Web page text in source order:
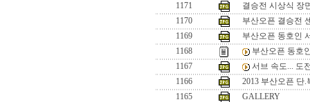
1171
결승전 시상식 장
1170
부산오픈 결승전
1169
부산오픈 동호인
1168
부산오픈 동호
1167
서브 속도... 도
1166
2013 부산오픈 단
1165
GALLERY